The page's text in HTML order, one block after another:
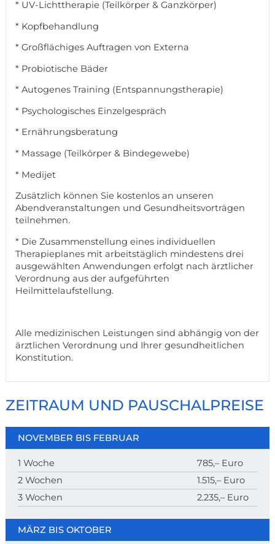
* UV-Lichttherapie (Teilkörper & Ganzkörper)
* Kopfbehandlung
* Großflächiges Auftragen von Externa
* Probiotische Bäder
* Autogenes Training (Entspannungstherapie)
* Psychologisches Einzelgespräch
* Ernährungsberatung
* Massage (Teilkörper & Bindegewebe)
* Medijet
Zusätzlich können Sie kostenlos an unseren
Abendveranstaltungen und Gesundheitsvorträgen
teilnehmen.
* Die Zusammenstellung eines individuellen
Therapieplanes mit arbeitstäglich mindestens drei
ausgewählten Anwendungen erfolgt nach ärztlicher
Verordnung aus der aufgeführten
Heilmittelaufstellung.
Alle medizinischen Leistungen sind abhängig von der
ärztlichen Verordnung und Ihrer gesundheitlichen
Konstitution.
ZEITRAUM UND PAUSCHALPREISE
NOVEMBER BIS FEBRUAR
1 Woche
785,– Euro
2 Wochen
1.515,– Euro
3 Wochen
2.235,– Euro
MÄRZ BIS OKTOBER